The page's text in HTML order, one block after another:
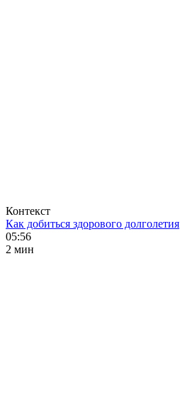
Контекст
Как добиться здорового долголетия
05:56
2 мин